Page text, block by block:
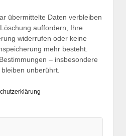
übermittelte Daten verbleiben
auffordern, Ihre
widerrufen oder keine
mehr besteht.
– insbesondere
unberührt.